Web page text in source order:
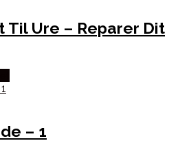
Ure – Reparer Dit
– 1